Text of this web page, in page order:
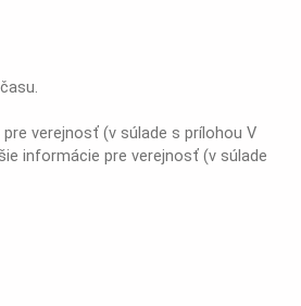
verejnosť (v súlade s prílohou V
informácie pre verejnosť (v súlade